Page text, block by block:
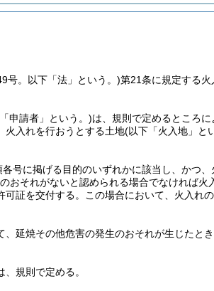
号。以下「法」という。)第21条に規定する火
申請者」という。)は、規則で定めるところ
火入れを行おうとする土地(以下「火入地」と
号に掲げる目的のいずれかに該当し、かつ
おそれがないと認められる場合でなければ火
証を交付する。
この場合において、火入れ
延焼その他危害の発生のおそれが生じたと
規則で定める。